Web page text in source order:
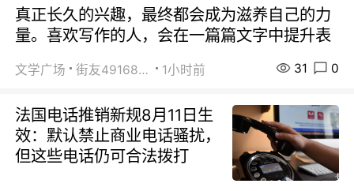
真正长久的兴趣，最终都会成为滋养自己的力
量。喜欢写作的人，会在一篇篇文字中提升表
文学广场 街友49168527 1小时前 31 0
法国电话推销新规8月11日生
效：默认禁止商业电话骚扰，
但这些电话仍可合法拨打